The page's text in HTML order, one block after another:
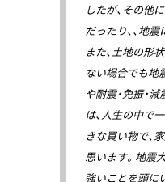
したが、その他
だったり、、地
また、土地の形
ない場合でも地
や耐震・免振・
は、人生の中で
きな買い物で、
思います。地震
強いことを頭に